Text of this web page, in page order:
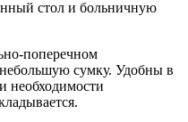
стол и больничную
поперечном
сумку. Удобны в
необходимости